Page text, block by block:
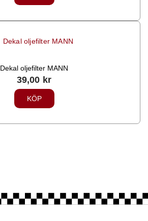
Dekal oljefilter MANN
39,00 kr
KÖP